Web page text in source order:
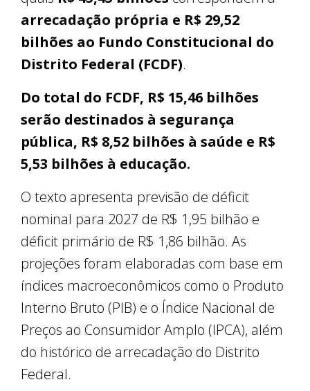
arrecadação própria e R$ 29,52
bilhões ao Fundo Constitucional do
Distrito Federal (FCDF).
Do total do FCDF, R$ 15,46 bilhões
serão destinados à segurança
pública, R$ 8,52 bilhões à saúde e R$
5,53 bilhões à educação.
O texto apresenta previsão de déficit
nominal para 2027 de R$ 1,95 bilhão e
déficit primário de R$ 1,86 bilhão. As
projeções foram elaboradas com base em
índices macroeconômicos como o Produto
Interno Bruto (PIB) e o Índice Nacional de
Preços ao Consumidor Amplo (IPCA), além
do histórico de arrecadação do Distrito
Federal.